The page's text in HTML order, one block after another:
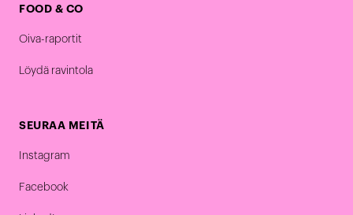
FOOD & CO
Oiva-raportit
Löydä ravintola
SEURAA MEITÄ
Instagram
Facebook